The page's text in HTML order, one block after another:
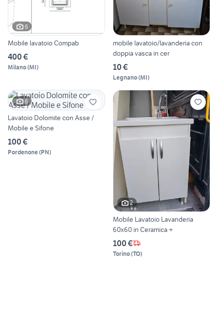
6
Mobile lavatoio Compab
400 €
Milano(MI)
mobile lavatoio/lavanderia con
doppia vasca in cer
10 €
Legnano(MI)
6
Lavatoio Dolomite con Asse /
Mobile e Sifone
100 €
Pordenone(PN)
2
Mobile Lavatoio Lavanderia
60x60 in Ceramica +
100 €
Torino(TO)